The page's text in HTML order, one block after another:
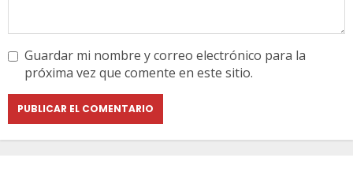
Guardar mi nombre y correo electrónico para la
próxima vez que comente en este sitio.